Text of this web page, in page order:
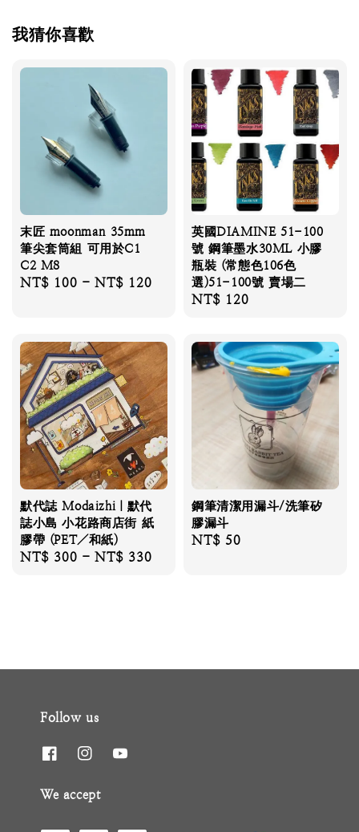
我猜你喜歡
末匠 moonman 35mm
筆尖套筒組 可用於C1
C2 M8
Regular
NT$ 100 -NT$ 120
英國DIAMINE 51-100
號 鋼筆墨水30ML 小膠
瓶裝 (常態色106色
選)51-100號 賣場二
Regular
NT$ 120
默代誌 Modaizhi｜默代
誌小島 小花路商店街 紙
膠帶 (PET／和紙)
Regular
NT$ 300 -NT$ 330
鋼筆清潔用漏斗/洗筆矽
膠漏斗
Regular
NT$ 50
Follow us
We accept